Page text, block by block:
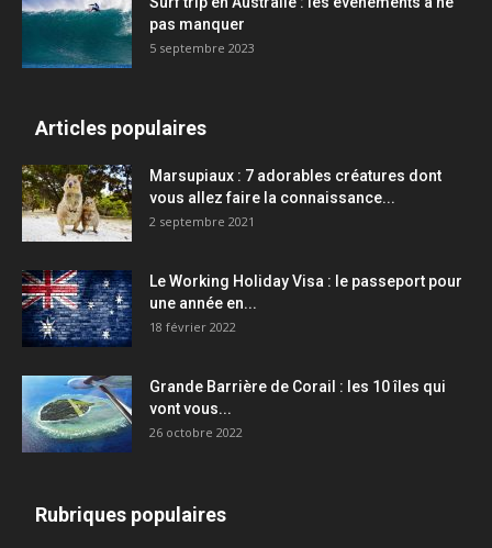
pas manquer
5 septembre 2023
Articles populaires
Marsupiaux : 7 adorables créatures dont
vous allez faire la connaissance...
2 septembre 2021
Le Working Holiday Visa : le passeport pour
une année en...
18 février 2022
Grande Barrière de Corail : les 10 îles qui
vont vous...
26 octobre 2022
Rubriques populaires